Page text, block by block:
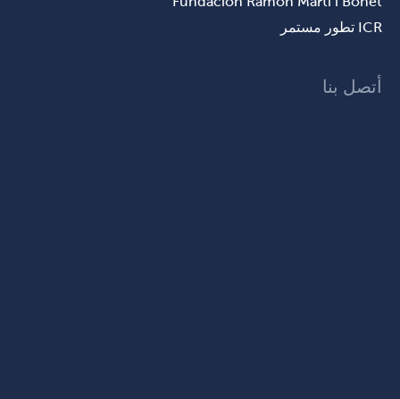
ICR تطور مستمر
أتصل بنا